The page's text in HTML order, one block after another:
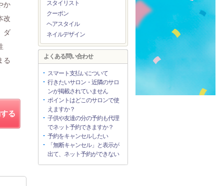
か
改
ダ
る
る
スタイリスト
クーポン
ヘアスタイル
ネイルデザイン
よくある問い合わせ
スマート支払いについて
行きたいサロン・近隣のサロ
ンが掲載されていません
ポイントはどこのサロンで使
えますか？
子供や友達の分の予約も代理
でネット予約できますか？
予約をキャンセルしたい
「無断キャンセル」と表示が
出て、ネット予約ができない